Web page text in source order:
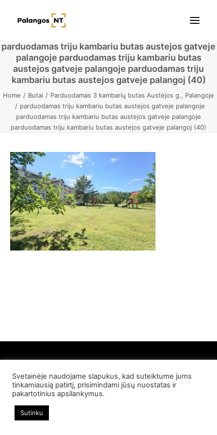
Pradžia
Namai / Kotedžai
Žemės sklypai
Kontaktai
parduodamas triju kambariu butas austejos gatveje
palangoje parduodamas triju kambariu butas
austejos gatveje palangoje parduodamas triju
kambariu butas austejos gatveje palangoj (40)
Home Butai
Parduodamas 3 kambarių butas Austėjos g., Palangoje
parduodamas triju kambariu butas austejos gatveje palangoje
parduodamas triju kambariu butas austejos gatveje palangoje
parduodamas triju kambariu butas austejos gatveje palangoj (40)
© 2022 Palangos NT. Visos teisės saugomos
Svetainėje naudojame slapukus, kad suteiktume jums
tinkamiausią patirtį, prisimindami jūsų nuostatas ir
pakartotinius apsilankymus.
Sutinku